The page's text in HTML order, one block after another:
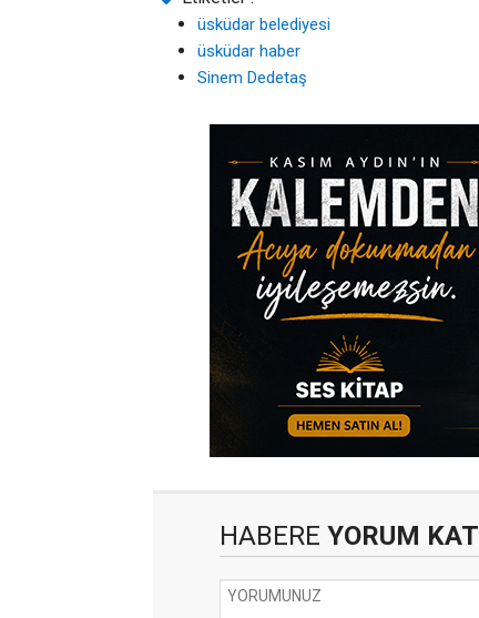
üsküdar belediyesi
üsküdar haber
Sinem Dedetaş
HABERE YORUM KAT